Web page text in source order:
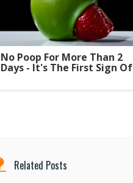
No Poop For More Than 2
Days - It's The First Sign Of
Related Posts